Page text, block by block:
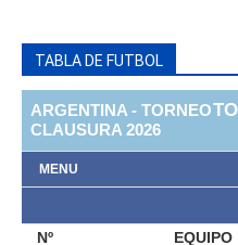
TABLA DE FUTBOL